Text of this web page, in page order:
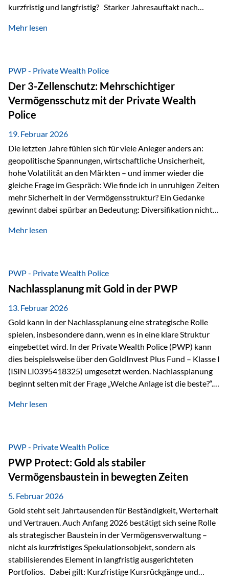
kurzfristig und langfristig? Starker Jahresauftakt nach
Dynamik in das Jahr 2026 gestartet. Zwischen dem
Währungen: +11,5 % Bereits 2025 war ein außergewöhnlich
starkes Jahr: +64,4 % in USD Durchschnitt über alle
Währungen: +56,6 % Langfristig zeigt sich ebenfalls ein
solides…
Mehr lesen
PWP - Private Wealth Police
Der 3-Zellenschutz: Mehrschichtiger
Vermögensschutz mit der Private Wealth
Police
19. Februar 2026
Die letzten Jahre fühlen sich für viele Anleger anders an:
geopolitische Spannungen, wirtschaftliche Unsicherheit,
hohe Volatilität an den Märkten – und immer wieder die
gleiche Frage im Gespräch: Wie finde ich in unruhigen Zeiten
mehr Sicherheit in der Vermögensstruktur? Ein Gedanke
gewinnt dabei spürbar an Bedeutung: Diversifikation nicht
Wer Vermögen ausschließlich in einem Rechtsraum
Liechtenstein eine Rolle spielen: außerhalb der EU, ohne
Euro, mit einem eigenständigen Rechts- und Finanzplatz.
Und genau an dieser Stelle setzt der 3-Zellenschutz an –…
Mehr lesen
PWP - Private Wealth Police
Nachlassplanung mit Gold in der PWP
13. Februar 2026
Gold kann in der Nachlassplanung eine strategische Rolle
spielen, insbesondere dann, wenn es in eine klare Struktur
eingebettet wird. In der Private Wealth Police (PWP) kann
dies beispielsweise über den GoldInvest Plus Fund – Klasse I
(ISIN LI0395418325) umgesetzt werden. Nachlassplanung
beginnt selten mit der Frage „Welche Anlage ist die beste?“.
was bekommen – wann – und in welcher Struktur?Und vor
bei größeren Vermögen ist das entscheidend.
Mehr lesen
PWP - Private Wealth Police
PWP Protect: Gold als stabiler
Vermögensbaustein in bewegten Zeiten
5. Februar 2026
Gold steht seit Jahrtausenden für Beständigkeit, Werterhalt
und Vertrauen. Auch Anfang 2026 bestätigt sich seine Rolle
als strategischer Baustein in der Vermögensverwaltung –
nicht als kurzfristiges Spekulationsobjekt, sondern als
stabilisierendes Element in langfristig ausgerichteten
Portfolios. Dabei gilt: Kurzfristige Kursrückgänge und